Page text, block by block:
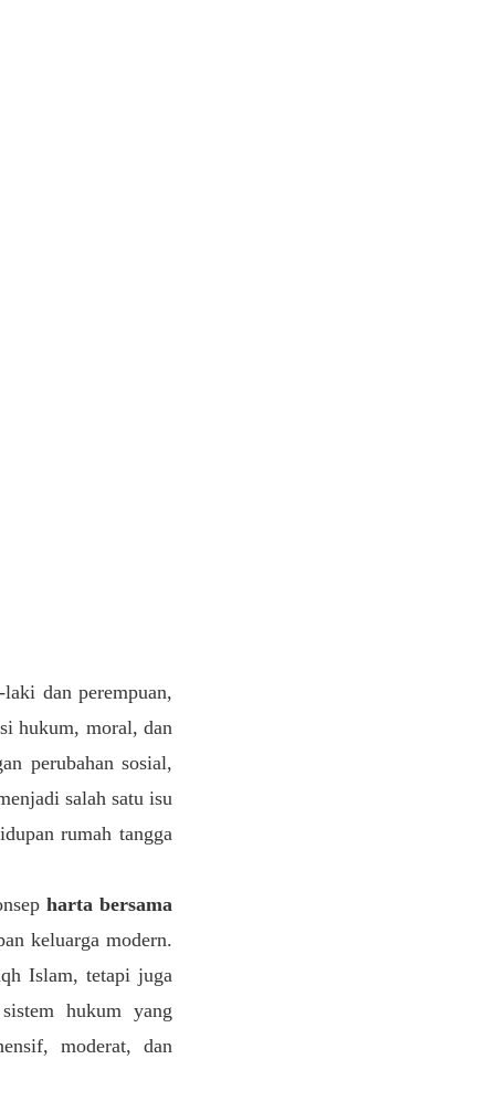
dan perempuan,
hukum, moral, dan
perubahan sosial,
salah satu isu
rumah tangga
harta bersama
keluarga modern.
Islam, tetapi juga
hukum yang
moderat, dan